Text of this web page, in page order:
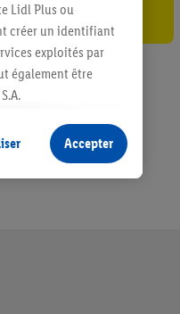
Lidl Plus ou
créer un identifiant
exploités par
également être
sans procéder à
terminaux ou
échéant, d’autres
En cliquant sur
de plus amples
Accepter